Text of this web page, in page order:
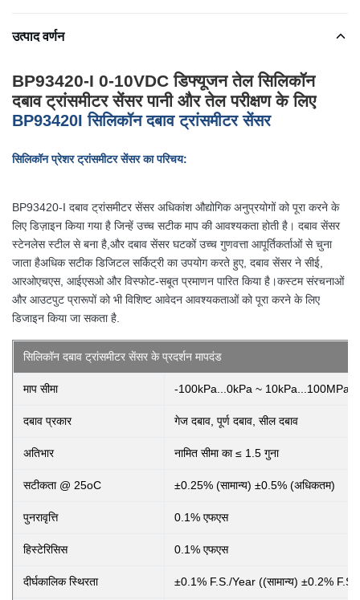
उत्पाद वर्णन
BP93420-I 0-10VDC डिफ्यूजन तेल सिलिकॉन
दबाव ट्रांसमीटर सेंसर पानी और तेल परीक्षण के लिए
BP93420I सिलिकॉन दबाव ट्रांसमीटर सेंसर
सिलिकॉन प्रेशर ट्रांसमीटर सेंसर का परिचय:
BP93420-I दबाव ट्रांसमीटर सेंसर अधिकांश औद्योगिक अनुप्रयोगों को पूरा करने के
लिए डिज़ाइन किया गया है जिन्हें उच्च सटीक माप की आवश्यकता होती है। दबाव सेंसर
स्टेनलेस स्टील से बना है,और दबाव सेंसर घटकों उच्च गुणवत्ता आपूर्तिकर्ताओं से चुना
जाता हैअधिक सटीक डिजिटल सर्किट्री का उपयोग करते हुए, दबाव सेंसर ने सीई,
आरओएचएस, आईएसओ और विस्फोट-सबूत प्रमाणन पारित किया है।कस्टम संरचनाओं
और आउटपुट प्रारूपों को भी विशिष्ट आवेदन आवश्यकताओं को पूरा करने के लिए
डिजाइन किया जा सकता है.
सिलिकॉन दबाव ट्रांसमीटर सेंसर के प्रदर्शन मापदंड
माप सीमा -100kPa...0kPa ~ 10kPa...100MPa
दबाव प्रकार गेज दबाव, पूर्ण दबाव, सील दबाव
अतिभार नामित सीमा का ≤ 1.5 गुना
सटीकता @ 25oC ±0.25% (सामान्य) ±0.5% (अधिकतम)
पुनरावृत्ति 0.1% एफएस
हिस्टेरिसिस 0.1% एफएस
दीर्घकालिक स्थिरता ±0.1% F.S./Year ((सामान्य) ±0.2%